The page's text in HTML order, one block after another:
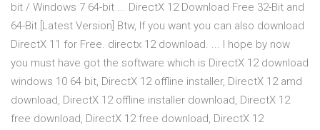
bit / Windows 7 64-bit ... DirectX 12 Download Free 32-Bit and
64-Bit [Latest Version] Btw, If you want you can also download
DirectX 11 for Free. directx 12 download. ... I hope by now
you must have got the software which is DirectX 12 download
windows 10 64 bit, DirectX 12 offline installer, DirectX 12 amd
download, DirectX 12 offline installer download, DirectX 12
free download, DirectX 12 free download, DirectX 12